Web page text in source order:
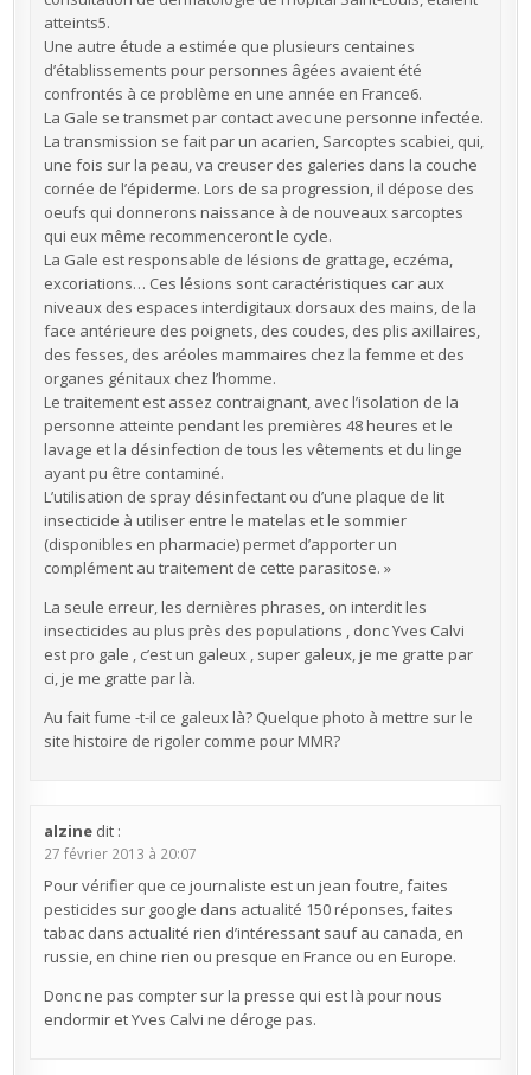
atteints5.
Une autre étude a estimée que plusieurs centaines
d’établissements pour personnes âgées avaient été
confrontés à ce problème en une année en France6.
La Gale se transmet par contact avec une personne infectée.
La transmission se fait par un acarien, Sarcoptes scabiei, qui,
une fois sur la peau, va creuser des galeries dans la couche
cornée de l’épiderme. Lors de sa progression, il dépose des
oeufs qui donnerons naissance à de nouveaux sarcoptes
qui eux même recommenceront le cycle.
La Gale est responsable de lésions de grattage, eczéma,
excoriations… Ces lésions sont caractéristiques car aux
niveaux des espaces interdigitaux dorsaux des mains, de la
face antérieure des poignets, des coudes, des plis axillaires,
des fesses, des aréoles mammaires chez la femme et des
organes génitaux chez l’homme.
Le traitement est assez contraignant, avec l’isolation de la
personne atteinte pendant les premières 48 heures et le
lavage et la désinfection de tous les vêtements et du linge
ayant pu être contaminé.
L’utilisation de spray désinfectant ou d’une plaque de lit
insecticide à utiliser entre le matelas et le sommier
(disponibles en pharmacie) permet d’apporter un
complément au traitement de cette parasitose. »
La seule erreur, les dernières phrases, on interdit les
insecticides au plus près des populations , donc Yves Calvi
est pro gale , c’est un galeux , super galeux, je me gratte par
ci, je me gratte par là.
Au fait fume -t-il ce galeux là? Quelque photo à mettre sur le
site histoire de rigoler comme pour MMR?
alzine dit :
27 février 2013 à 20:07
Pour vérifier que ce journaliste est un jean foutre, faites
pesticides sur google dans actualité 150 réponses, faites
tabac dans actualité rien d’intéressant sauf au canada, en
russie, en chine rien ou presque en France ou en Europe.
Donc ne pas compter sur la presse qui est là pour nous
endormir et Yves Calvi ne déroge pas.